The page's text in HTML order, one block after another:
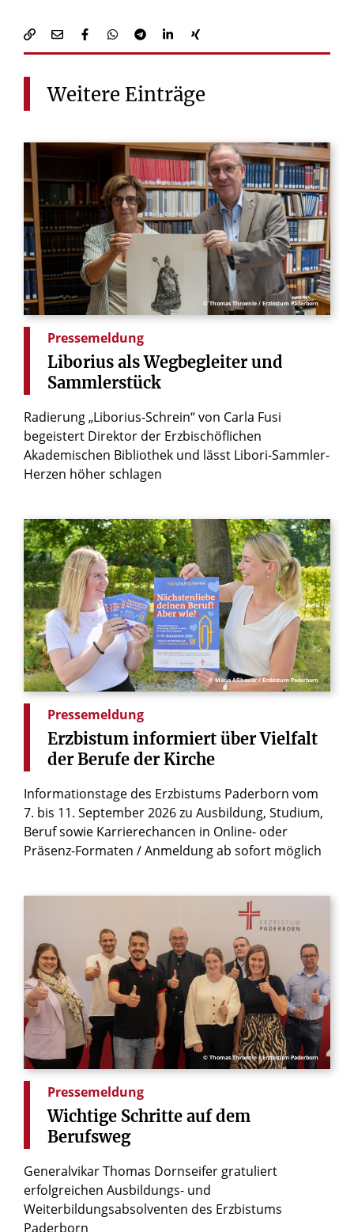
Weitere Einträge
© Thomas Throenle / Erzbistum Paderborn
Pressemeldung
Liborius als Wegbegleiter und
Sammlerstück
Radierung „Liborius-Schrein“ von Carla Fusi
begeistert Direktor der Erzbischöflichen
Akademischen Bibliothek und lässt Libori-Sammler-
Herzen höher schlagen
© Maria Aßhauer / Erzbistum Paderborn
Pressemeldung
Erzbistum informiert über Vielfalt
der Berufe der Kirche
Informationstage des Erzbistums Paderborn vom
7. bis 11. September 2026 zu Ausbildung, Studium,
Beruf sowie Karrierechancen in Online- oder
Präsenz-Formaten / Anmeldung ab sofort möglich
© Thomas Throenle / Erzbistum Paderborn
Pressemeldung
Wichtige Schritte auf dem
Berufsweg
Generalvikar Thomas Dornseifer gratuliert
erfolgreichen Ausbildungs- und
Weiterbildungsabsolventen des Erzbistums
Paderborn